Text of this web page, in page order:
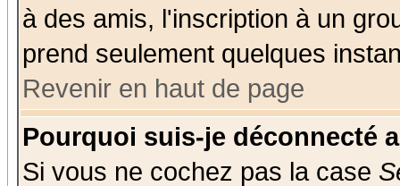
à des amis, l'inscription à un
prend seulement quelques
Revenir en haut de page
Pourquoi suis-je déconnecté
Si vous ne cochez pas la case